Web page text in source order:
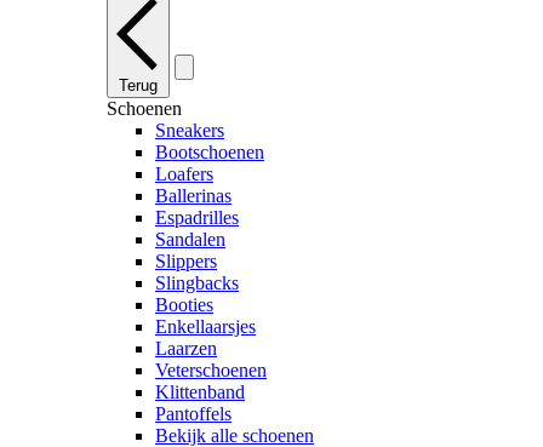
Terug
Schoenen
Sneakers
Bootschoenen
Loafers
Ballerinas
Espadrilles
Sandalen
Slippers
Slingbacks
Booties
Enkellaarsjes
Laarzen
Veterschoenen
Klittenband
Pantoffels
Bekijk alle schoenen